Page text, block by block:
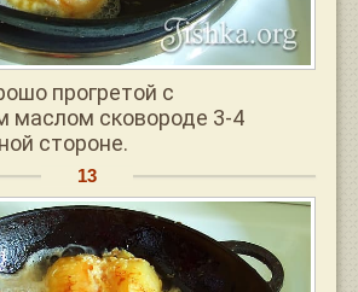
прогретой с
маслом сковороде 3-4
стороне.